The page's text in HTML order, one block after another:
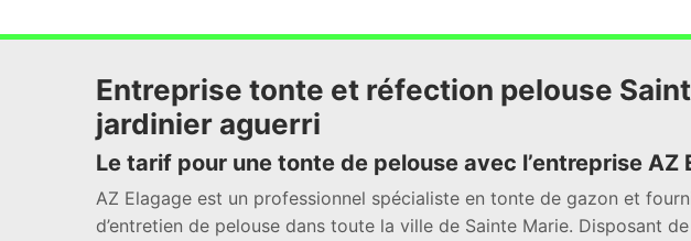
Entreprise tonte et réfection pelouse
jardinier aguerri
Le tarif pour une tonte de pelouse avec l’entreprise AZ
AZ Elagage est un professionnel spécialiste en tonte de gazon et
d’entretien de pelouse dans toute la ville de Sainte Marie. Disposant